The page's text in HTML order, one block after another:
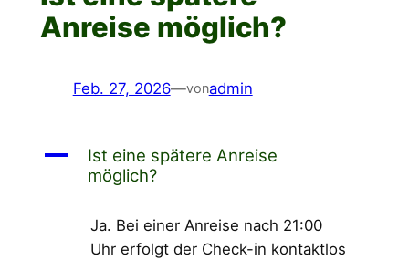
Anreise möglich?
Feb. 27, 2026—vonadmin
A
Ist eine spätere Anreise
möglich?
Ja. Bei einer Anreise nach 21:00
Uhr erfolgt der Check-in kontaktlos